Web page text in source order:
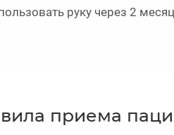
руку через 2
приема